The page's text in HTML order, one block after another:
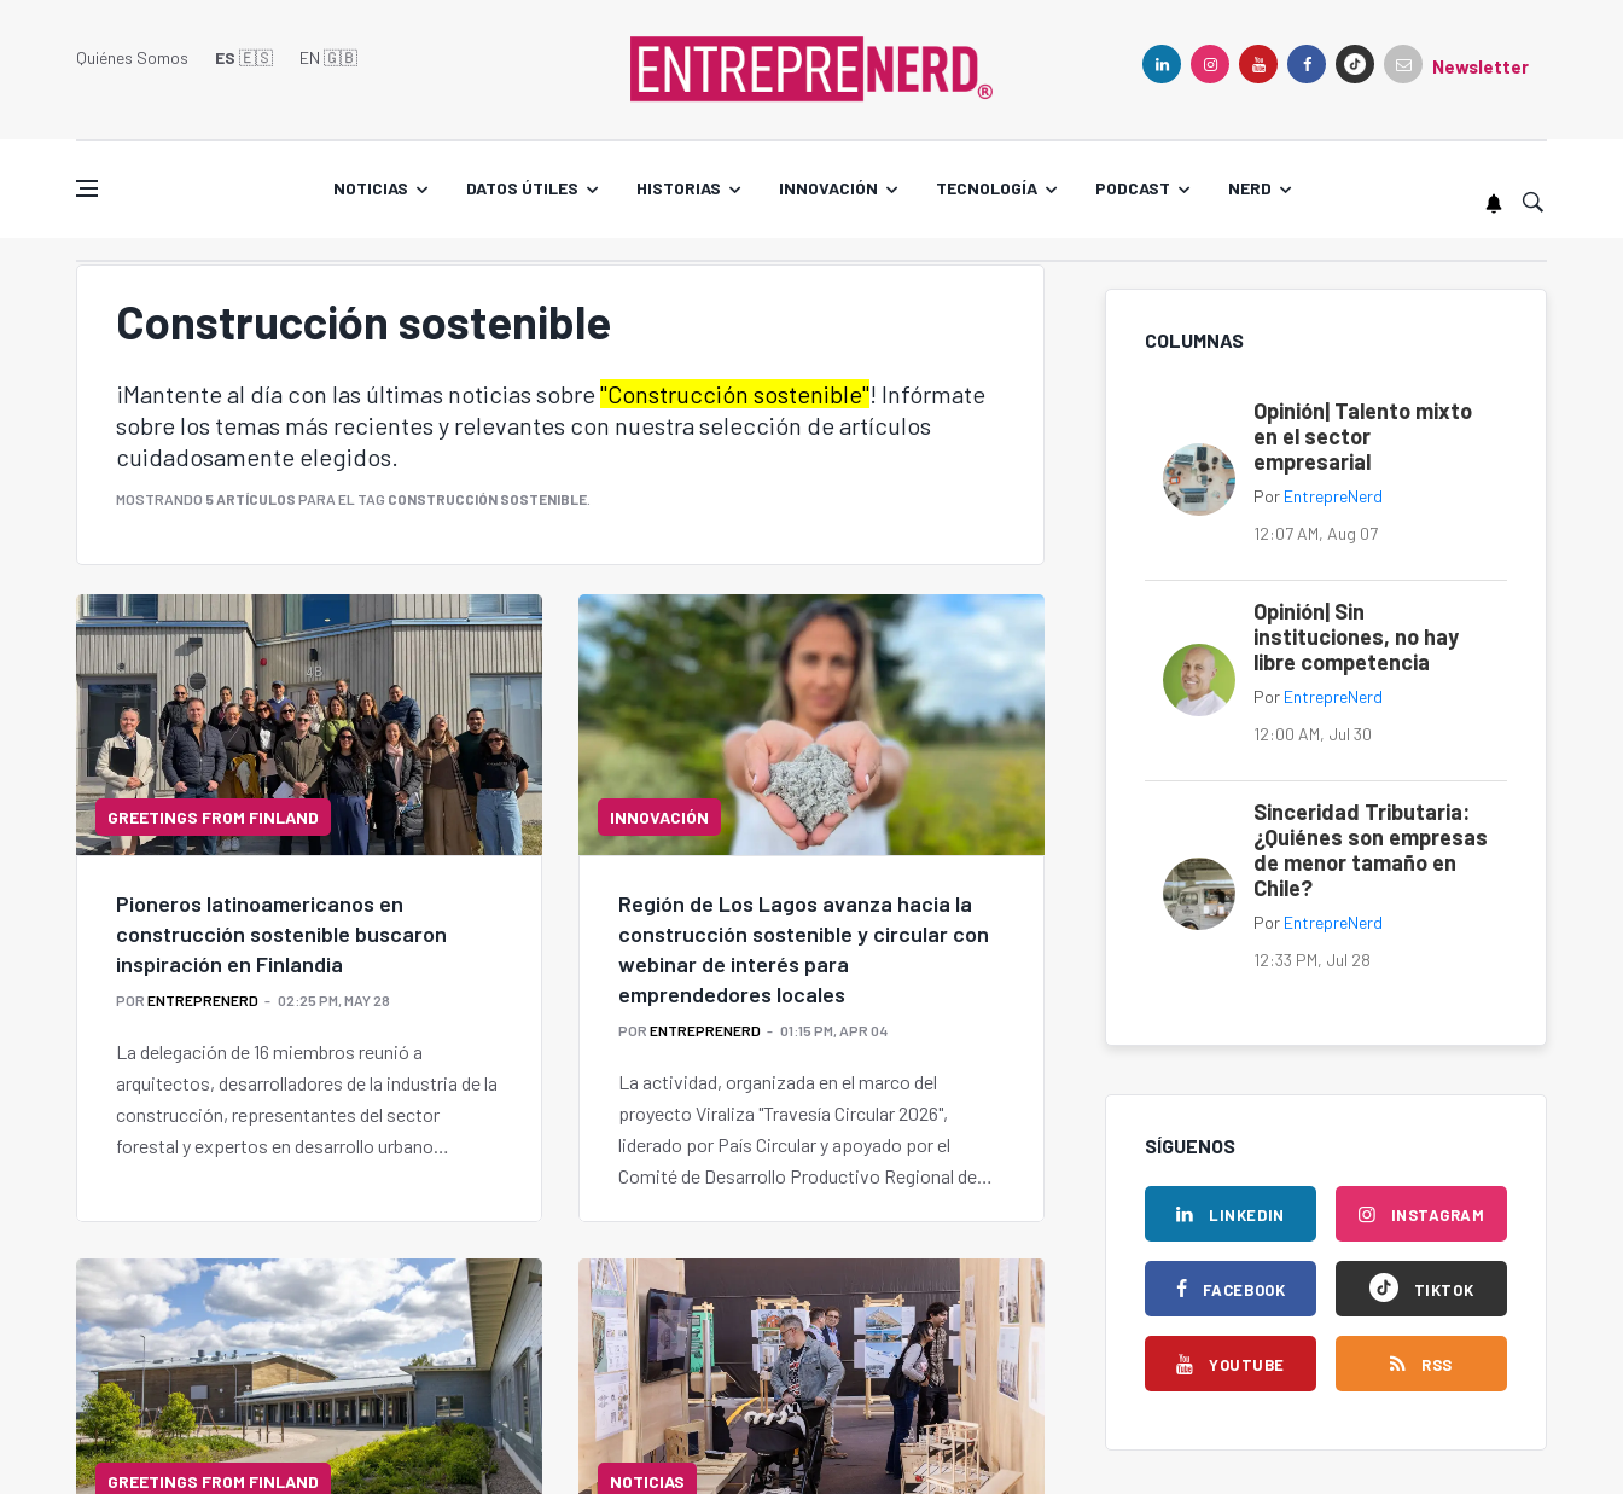
Quiénes Somos ES 🇪🇸 EN 🇬🇧󠁢󠁥󠁮󠁧󠁿 Newsletter
NOTICIAS DATOS ÚTILES HISTORIAS INNOVACIÓN TECNOLOGÍA PODCAST NERD
Construcción sostenible
¡Mantente al día con las últimas noticias sobre "Construcción sostenible"! Infórmate
sobre los temas más recientes y relevantes con nuestra selección de artículos
cuidadosamente elegidos.
MOSTRANDO 5 ARTÍCULOS PARA EL TAG CONSTRUCCIÓN SOSTENIBLE
GREETINGS FROM FINLAND
Pioneros latinoamericanos en
construcción sostenible buscaron
inspiración en Finlandia
POR ENTREPRENERD 02:25 PM, MAY 28
La delegación de 16 miembros reunió a
arquitectos, desarrolladores de la industria de la
construcción, representantes del sector
forestal y expertos en desarrollo urbano
INNOVACIÓN
Región de Los Lagos avanza hacia la
construcción sostenible y circular con
webinar de interés para
emprendedores locales
POR ENTREPRENERD 01:15 PM, APR 04
La actividad, organizada en el marco del
proyecto Viraliza "Travesía Circular 2026",
liderado por País Circular y apoyado por el
Comité de Desarrollo Productivo Regional de
productiva sostenible, en coordinación con el
Gobierno Regional.
GREETINGS FROM FINLAND NOTICIAS
COLUMNAS
Opinión| Talento mixto
en el sector
empresarial
Por EntrepreNerd
12:07 AM, Aug 07
Opinión| Sin
instituciones, no hay
libre competencia
Por EntrepreNerd
12:00 AM, Jul 30
Sinceridad Tributaria:
¿Quiénes son empresas
de menor tamaño en
Chile?
Por EntrepreNerd
12:33 PM, Jul 28
SÍGUENOS
LINKEDIN
FACEBOOK
YOUTUBE
INSTAGRAM
TIKTOK
RSS